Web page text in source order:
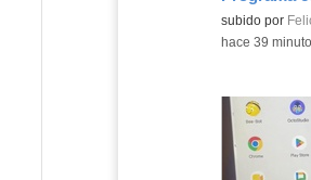
Contenido
subido por
-hace 39